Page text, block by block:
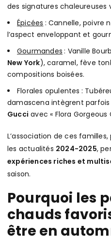
des signatures
Épicées : Cannelle, poivre
l’aspect enveloppant et
Gourmandes : Vanille
New York), caramel, fève
compositions boisées.
Florales opulentes :
damascena intègrent
Gucci avec « Flora Gorgeous
L’association de ces
les actualités 2024-2025,
expériences riches et
saison.
Pourquoi les
chauds
être en